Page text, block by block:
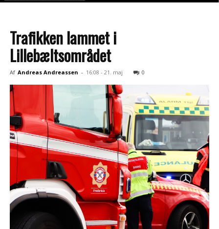
Trafikken lammet i
Lillebæltsområdet
Af Andreas Andreassen - 16:08 - 21. maj 0